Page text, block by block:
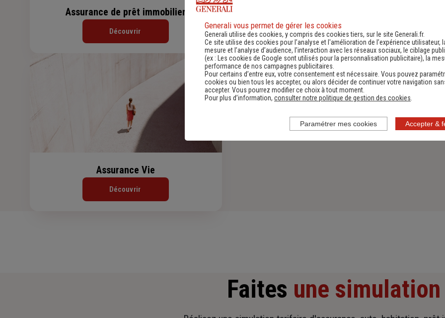
Assurance de prêt immobilier
Découvrir Découvrir
Assurance Vie
Découvrir
Faites une simulation
Generali vous permet de gérer les cookies
Generali utilise des cookies, y compris des cookies tiers, sur le site Generali.fr.
Ce site utilise des cookies pour l’analyse et l'amélioration de l’expérience utilisateur,
mesure et l’analyse d’audience, l’interaction avec les réseaux sociaux, le ciblage
(ex :
Les cookies de Google sont utilisés pour la personnalisation publicitaire), la
performance de nos campagnes publicitaires.
Pour certains d’entre eux, votre consentement est nécessaire. Vous pouvez
cookies ou bien tous les accepter, ou alors décider de continuer votre navigation
accepter. Vous pourrez modifier ce choix à tout moment.
Pour plus d’information, consulter notre politique de gestion des cookies
Accepter &
Paramétrer mes cookies